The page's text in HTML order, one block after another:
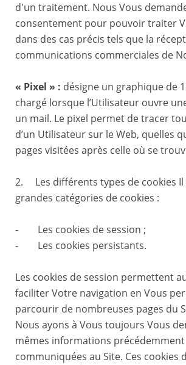
d'un traitement. Nous Vous
consentement pour pouvoir traiter
dans des cas précis tels que la
communications commerciales de
« Pixel » : désigne un graphique de
chargé lorsque l’Utilisateur ouvre
un mail. Le pixel permet de tracer
d’un Utilisateur sur le Web, quelles
pages visitées après celle où se
2. Les différents types de cookies Il
grandes catégories de cookies :
- Les cookies de session ;
- Les cookies persistants.
Les cookies de session permettent
faciliter Votre navigation en Vous
parcourir de nombreuses pages du
Nous ayons à Vous toujours Vous
mêmes informations précédemment
communiquées au Site. Ces cookies